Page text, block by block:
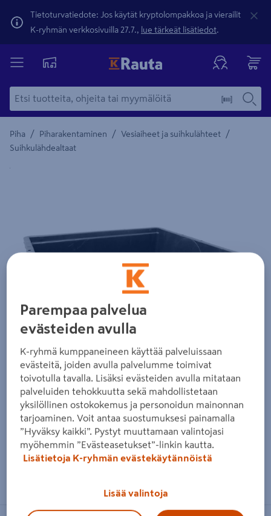
Tietoturvatiedote: Jos käytät kryptolompakkoa ja vierailit
K-ryhmän verkkosivuilla 27.7., lue tärkeät lisätiedot.
Piha / Piharakentaminen / Vesiaiheet ja suihkulähteet /
Suihkulähdealtaat
Yksityiskohtainen kuvaus löytyy Tuotteen kuvaus -
Parempaa palvelua
evästeiden avulla
K-ryhmä kumppaneineen käyttää palveluissaan
evästeitä, joiden avulla palvelumme toimivat
toivotulla tavalla. Lisäksi evästeiden avulla mitataan
palveluiden tehokkuutta sekä mahdollistetaan
yksilöllinen ostokokemus ja personoidun mainonnan
tarjoaminen. Voit antaa suostumuksesi painamalla
”Hyväksy kaikki”. Pystyt muuttamaan valintojasi
myöhemmin ”Evästeasetukset”-linkin kautta.
Lisätietoja K-ryhmän evästekäytännöistä
Lisää valintoja